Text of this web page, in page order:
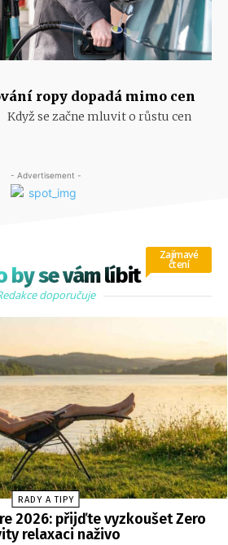
ropy dopadá mimo cen
Když se začne mluvit o růstu cen
- Advertisement -
by se vám líbit
Zajímavé
čtení
doporučuje
RADY A TIPY
2026: přijďte vyzkoušet Zero
relaxaci naživo